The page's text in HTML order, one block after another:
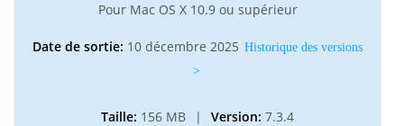
Pour Mac OS X 10.9 ou supérieur
Date de sortie: 10 décembre 2025 Historique des versions
>
Taille: 156 MB | Version: 7.3.4